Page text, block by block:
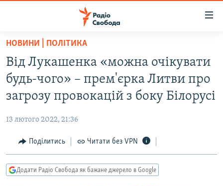
Перейти
основного
матеріалу
Перейти
до
основної
Перейти
до
пошуку
ВСЕ ЗА ДОБУ
СТАТТІ
СУСПІЛЬСТВО
РОСІЙСЬКА «ФІЛЬТРАЦІЯ»
ДОНБАС.РЕАЛІЇ
ТИ ЯК?
НОВИНИ | ПОЛІТИКА
Від Лукашенка «можна очікувати
будь-чого» – прем'єрка Литви про
загрозу провокацій з боку Білорусі
13 лютого 2022, 21:36
Поділитись Читати без VPN
Додати Радіо Свобода як бажане джерело в Google